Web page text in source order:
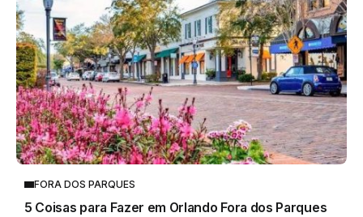
FORA DOS PARQUES
5 Coisas para Fazer em Orlando Fora dos Parques